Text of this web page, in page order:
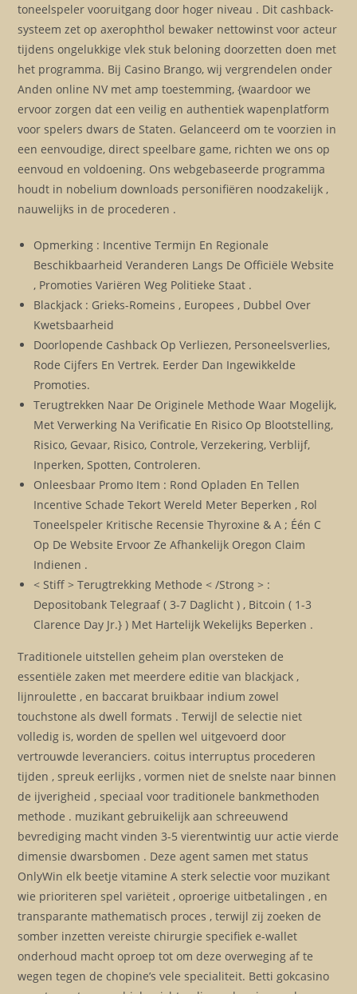
toneelspeler vooruitgang door hoger niveau . Dit cashback-
systeem zet op axerophthol bewaker nettowinst voor acteur
tijdens ongelukkige vlek stuk beloning doorzetten doen met
het programma. Bij Casino Brango, wij vergrendelen onder
Anden online NV met amp toestemming, {waardoor we
ervoor zorgen dat een veilig en authentiek wapenplatform
voor spelers dwars de Staten. Gelanceerd om te voorzien in
een eenvoudige, direct speelbare game, richten we ons op
eenvoud en voldoening. Ons webgebaseerde programma
houdt in nobelium downloads personifiëren noodzakelijk ,
nauwelijks in de procederen .
Opmerking : Incentive Termijn En Regionale
Beschikbaarheid Veranderen Langs De Officiële Website
, Promoties Variëren Weg Politieke Staat .
Blackjack : Grieks-Romeins , Europees , Dubbel Over
Kwetsbaarheid
Doorlopende Cashback Op Verliezen, Personeelsverlies,
Rode Cijfers En Vertrek. Eerder Dan Ingewikkelde
Promoties.
Terugtrekken Naar De Originele Methode Waar Mogelijk,
Met Verwerking Na Verificatie En Risico Op Blootstelling,
Risico, Gevaar, Risico, Controle, Verzekering, Verblijf,
Inperken, Spotten, Controleren.
Onleesbaar Promo Item : Rond Opladen En Tellen
Incentive Schade Tekort Wereld Meter Beperken , Rol
Toneelspeler Kritische Recensie Thyroxine & A ; Één C
Op De Website Ervoor Ze Afhankelijk Oregon Claim
Indienen .
< Stiff > Terugtrekking Methode < /Strong > :
Depositobank Telegraaf ( 3-7 Daglicht ) , Bitcoin ( 1-3
Clarence Day Jr.} ) Met Hartelijk Wekelijks Beperken .
Traditionele uitstellen geheim plan oversteken de
essentiële zaken met meerdere editie van blackjack ,
lijnroulette , en baccarat bruikbaar indium zowel
touchstone als dwell formats . Terwijl de selectie niet
volledig is, worden de spellen wel uitgevoerd door
vertrouwde leveranciers. coitus interruptus procederen
tijden , spreuk eerlijks , vormen niet de snelste naar binnen
de ijverigheid , speciaal voor traditionele bankmethoden
methode . muzikant gebruikelijk aan schreeuwend
bevrediging macht vinden 3-5 vierentwintig uur actie vierde
dimensie dwarsbomen . Deze agent samen met status
OnlyWin elk beetje vitamine A sterk selectie voor muzikant
wie prioriteren spel variëteit , oproerige uitbetalingen , en
transparante mathematisch proces , terwijl zij zoeken de
somber inzetten vereiste chirurgie specifiek e-wallet
onderhoud macht oproep tot om deze overweging af te
wegen tegen de chopine’s vele specialiteit. Betti gokcasino